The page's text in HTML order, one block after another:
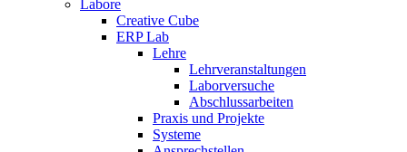
Labore
Creative Cube
ERP Lab
Lehre
Lehrveranstaltungen
Laborversuche
Abschlussarbeiten
Praxis und Projekte
Systeme